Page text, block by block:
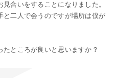
合いをすることになりました。
と二人で会うのですが場所は僕が
ところが良いと思いますか？